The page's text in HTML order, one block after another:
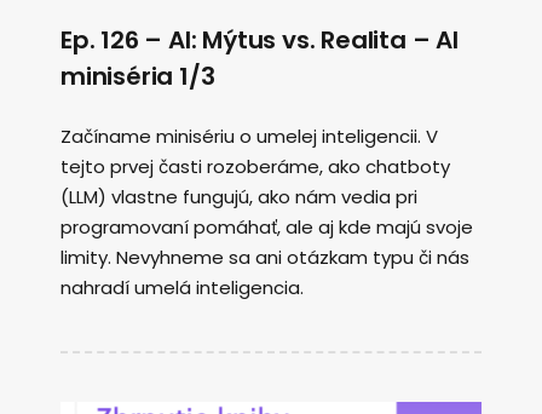
Ep. 126 – AI: Mýtus vs. Realita – AI
miniséria 1/3
Začíname minisériu o umelej inteligencii. V
tejto prvej časti rozoberáme, ako chatboty
(LLM) vlastne fungujú, ako nám vedia pri
programovaní pomáhať, ale aj kde majú svoje
limity. Nevyhneme sa ani otázkam typu či nás
nahradí umelá inteligencia.